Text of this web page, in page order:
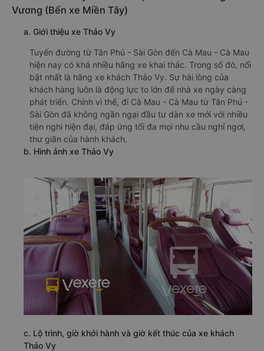
Vương (Bến xe Miền Tây)
a. Giới thiệu xe Thảo Vy
Tuyến đường từ Tân Phú - Sài Gòn đến Cà Mau - Cà Mau
hiện nay có khá nhiều hãng xe khai thác. Trong số đó, nổi
bật nhất là hãng xe khách Thảo Vy. Sự hài lòng của
khách hàng luôn là động lực to lớn để nhà xe ngày càng
phát triển. Chính vì thế, đi Cà Mau - Cà Mau từ Tân Phú -
Sài Gòn đã không ngần ngại đầu tư dàn xe mới với nhiều
tiện nghi hiện đại, đáp ứng tối đa mọi nhu cầu nghỉ ngơi,
thư giãn của hành khách.
b. Hình ảnh xe Thảo Vy
c. Lộ trình, giờ khởi hành và giờ kết thúc của xe khách
Thảo Vy